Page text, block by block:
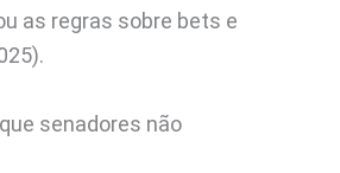
as regras sobre bets e
senadores não